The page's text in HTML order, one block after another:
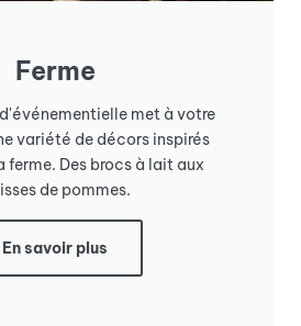
Ferme
met à votre
variété de décors inspirés
ferme. Des brocs à lait aux
de pommes.
En savoir plus